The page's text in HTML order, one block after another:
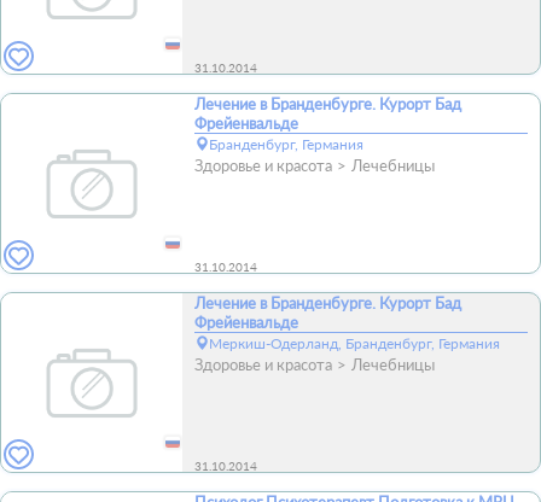
31.10.2014
Лечение в Бранденбурге. Курорт Бад
Фрейенвальде
Бранденбург, Германия
Здоровье и красота Лечебницы
31.10.2014
Лечение в Бранденбурге. Курорт Бад
Фрейенвальде
Меркиш-Одерланд, Бранденбург, Германия
Здоровье и красота Лечебницы
31.10.2014